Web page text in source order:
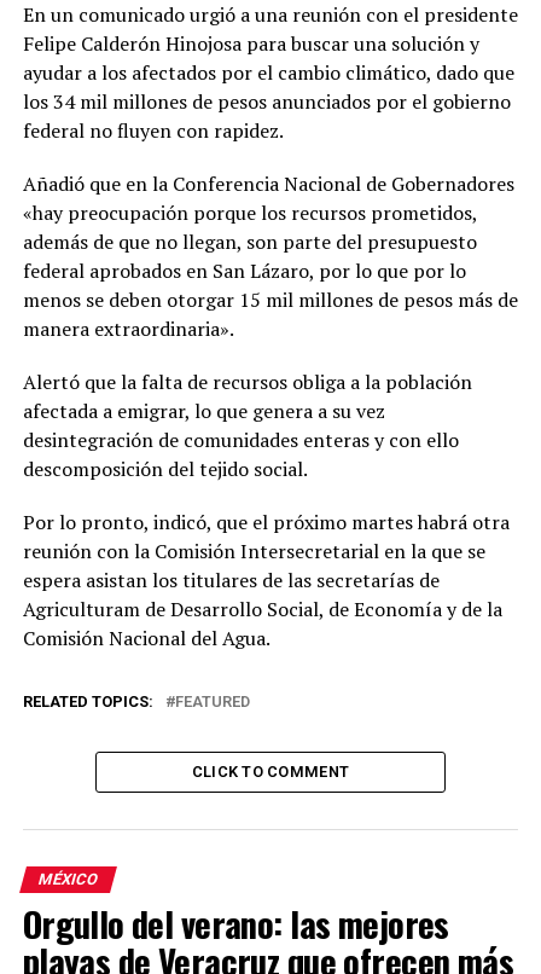
En un comunicado urgió a una reunión con el presidente
Felipe Calderón Hinojosa para buscar una solución y
ayudar a los afectados por el cambio climático, dado que
los 34 mil millones de pesos anunciados por el gobierno
federal no fluyen con rapidez.
Añadió que en la Conferencia Nacional de Gobernadores
«hay preocupación porque los recursos prometidos,
además de que no llegan, son parte del presupuesto
federal aprobados en San Lázaro, por lo que por lo
menos se deben otorgar 15 mil millones de pesos más de
manera extraordinaria».
Alertó que la falta de recursos obliga a la población
afectada a emigrar, lo que genera a su vez
desintegración de comunidades enteras y con ello
descomposición del tejido social.
Por lo pronto, indicó, que el próximo martes habrá otra
reunión con la Comisión Intersecretarial en la que se
espera asistan los titulares de las secretarías de
Agriculturam de Desarrollo Social, de Economía y de la
Comisión Nacional del Agua.
RELATED TOPICS: FEATURED
CLICK TO COMMENT
MÉXICO
Orgullo del verano: las mejores
playas de Veracruz que ofrecen más